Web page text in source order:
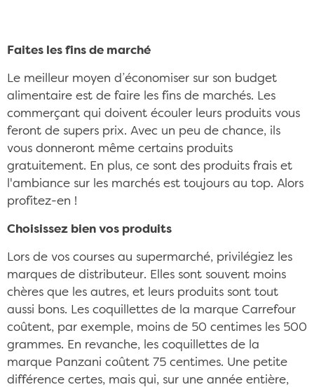
Faites les fins de marché
Le meilleur moyen d’économiser sur son budget
alimentaire est de faire les fins de marchés. Les
commerçant qui doivent écouler leurs produits vous
feront de supers prix. Avec un peu de chance, ils
vous donneront même certains produits
gratuitement. En plus, ce sont des produits frais et
l'ambiance sur les marchés est toujours au top. Alors
profitez-en !
Choisissez bien vos produits
Lors de vos courses au supermarché, privilégiez les
marques de distributeur. Elles sont souvent moins
chères que les autres, et leurs produits sont tout
aussi bons. Les coquillettes de la marque Carrefour
coûtent, par exemple, moins de 50 centimes les 500
grammes. En revanche, les coquillettes de la
marque Panzani coûtent 75 centimes. Une petite
différence certes, mais qui, sur une année entière,